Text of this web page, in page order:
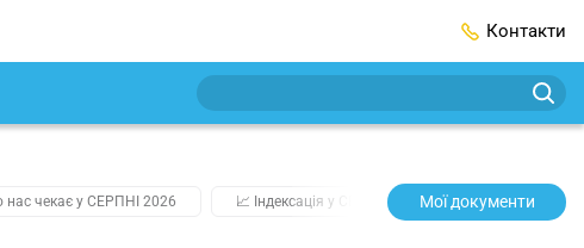
Контакти
чекає у СЕРПНІ 2026 📈 Індексація у СЕРПНІ 2️⃣0️⃣2️⃣7️⃣ Усі
Мої документи